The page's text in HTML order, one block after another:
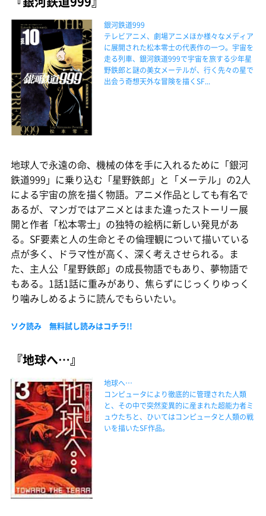
銀河鉄道999
テレビアニメ、劇場アニメほか様々なメディア
に展開された松本零士の代表作の一つ。宇宙を
走る列車、銀河鉄道999で宇宙を旅する少年星
野鉄郎と謎の美女メーテルが、行く先々の星で
出会う奇想天外な冒険を描くSF...
地球人で永遠の命、機械の体を手に入れるために「銀河
鉄道999」に乗り込む「星野鉄郎」と「メーテル」の2人
による宇宙の旅を描く物語。アニメ作品としても有名で
あるが、マンガではアニメとはまた違ったストーリー展
開と作者「松本零士」の独特の絵柄に新しい発見があ
る。SF要素と人の生命とその倫理観について描いている
点が多く、ドラマ性が高く、深く考えさせられる。ま
た、主人公「星野鉄郎」の成長物語でもあり、夢物語で
もある。1話1話に重みがあり、焦らずにじっくりゆっく
り噛みしめるように読んでもらいたい。
ソク読み 無料試し読みはコチラ!!
『地球へ…』
地球へ…
コンピュータにより徹底的に管理された人類
と、その中で突然変異的に産まれた超能力者ミ
ュウたちと、ひいてはコンピュータと人類の戦
いを描いたSF作品。